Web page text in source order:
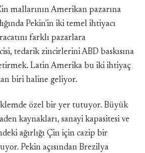
mallarının Amerikan pazarına
Pekin'in iki temel ihtiyacı
farklı pazarlara
tedarik zincirlerini ABD baskısına
Latin Amerika bu iki ihtiyaç
biri haline geliyor.
özel bir yer tutuyor. Büyük
kaynakları, sanayi kapasitesi ve
ağırlığı Çin için cazip bir
Pekin açısından Brezilya